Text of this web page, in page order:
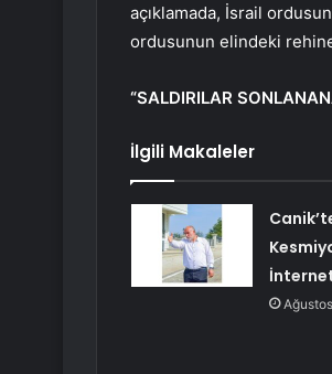
açıklamada, İsrail
ordusunun elindeki
“SALDIRILAR
İlgili Makaleler